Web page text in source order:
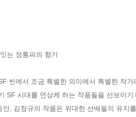
는 정통파의 향기
씬에서 조금 특별한 의미에서 특별한 작
SF 시대를 연상케 하는 작품들을 선보이
안, 김창규의 작품은 위대한 선배들의 유지